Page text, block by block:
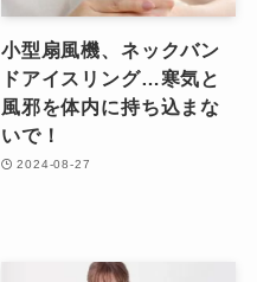
小型扇風機、ネックバン
ドアイスリング…寒気と
風邪を体内に持ち込まな
いで！
2024-08-27